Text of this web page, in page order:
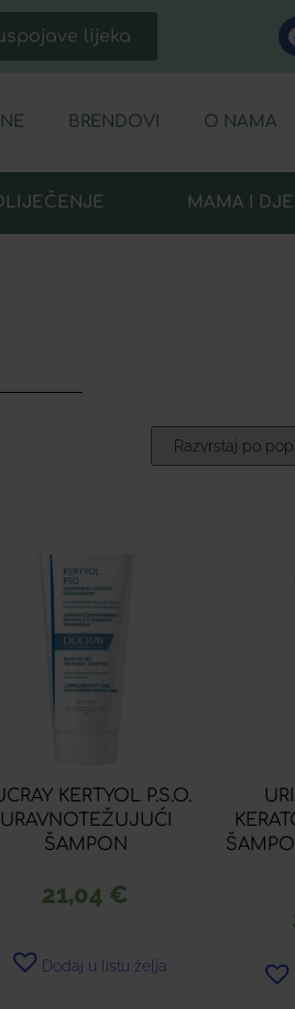
lijeka
BRENDOVI O NAMA
MAMA I
KERTYOL P.S.O.
URAVNOTEŽUJUĆI
ŠAMPON
21,04 €
Dodaj u listu želja